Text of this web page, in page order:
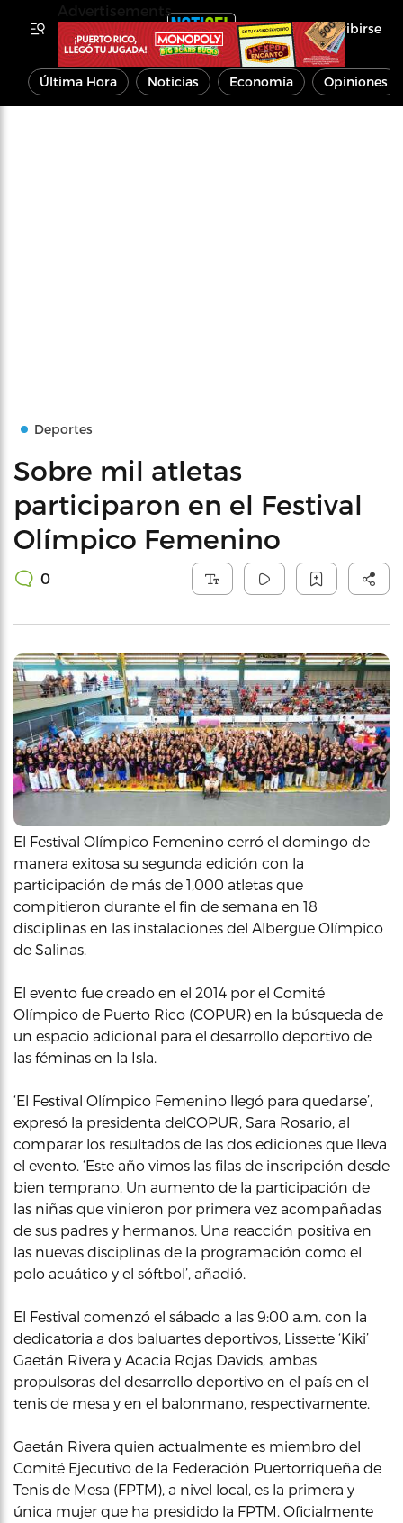
Inscribirse
Última Hora Noticias Economía Opiniones
Deportes
Sobre mil atletas
participaron en el Festival
Olímpico Femenino
0
El Festival Olímpico Femenino cerró el domingo de
manera exitosa su segunda edición con la
participación de más de 1,000 atletas que
compitieron durante el fin de semana en 18
disciplinas en las instalaciones del Albergue Olímpico
de Salinas.
El evento fue creado en el 2014 por el Comité
Olímpico de Puerto Rico (COPUR) en la búsqueda de
un espacio adicional para el desarrollo deportivo de
las féminas en la Isla.
‘El Festival Olímpico Femenino llegó para quedarse’,
expresó la presidenta delCOPUR, Sara Rosario, al
comparar los resultados de las dos ediciones que lleva
el evento. ‘Este año vimos las filas de inscripción desde
bien temprano. Un aumento de la participación de
las niñas que vinieron por primera vez acompañadas
de sus padres y hermanos. Una reacción positiva en
las nuevas disciplinas de la programación como el
polo acuático y el sóftbol’, añadió.
El Festival comenzó el sábado a las 9:00 a.m. con la
dedicatoria a dos baluartes deportivos, Lissette ‘Kiki’
Gaetán Rivera y Acacia Rojas Davids, ambas
propulsoras del desarrollo deportivo en el país en el
tenis de mesa y en el balonmano, respectivamente.
Gaetán Rivera quien actualmente es miembro del
Comité Ejecutivo de la Federación Puertorriqueña de
Tenis de Mesa (FPTM), a nivel local, es la primera y
única mujer que ha presidido la FPTM. Oficialmente
Advertisements